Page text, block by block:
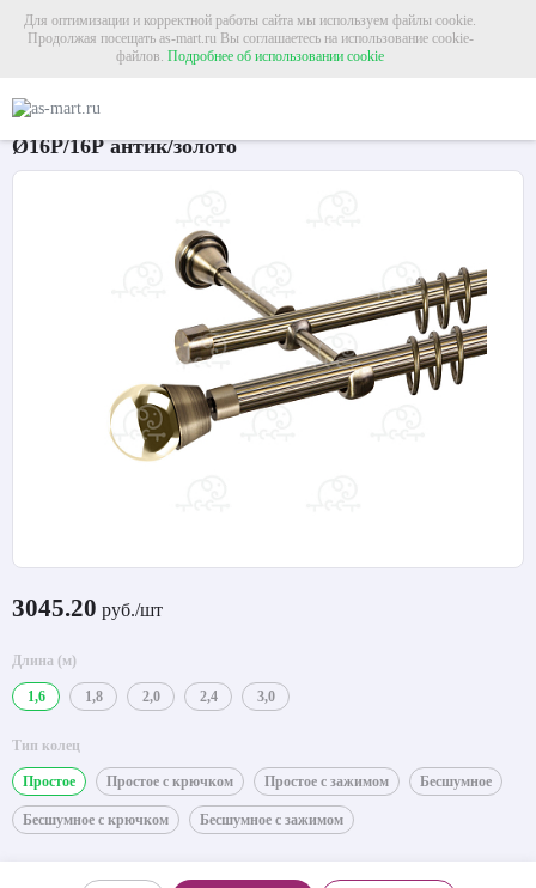
Для оптимизации и корректной работы сайта мы используем файлы cookie.
Продолжая посещать as-mart.ru Вы соглашаетесь на использование cookie-
файлов. Подробнее об использовании cookie
Карниз для штор двухрядный «Жемчужина»
Ø16Р/16Р антик/золото
3045.20 руб./шт
Длина (м)
1,6 1,8 2,0 2,4 3,0
Тип колец
Простое Простое с крючком Простое с зажимом Бесшумное
Бесшумное с крючком Бесшумное с зажимом